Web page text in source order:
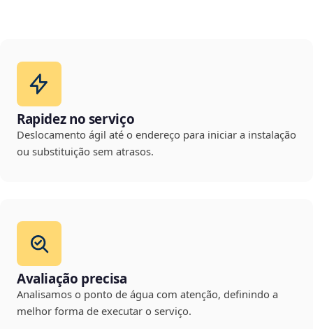
Rapidez no serviço
Deslocamento ágil até o endereço para iniciar a instalação
ou substituição sem atrasos.
Avaliação precisa
Analisamos o ponto de água com atenção, definindo a
melhor forma de executar o serviço.